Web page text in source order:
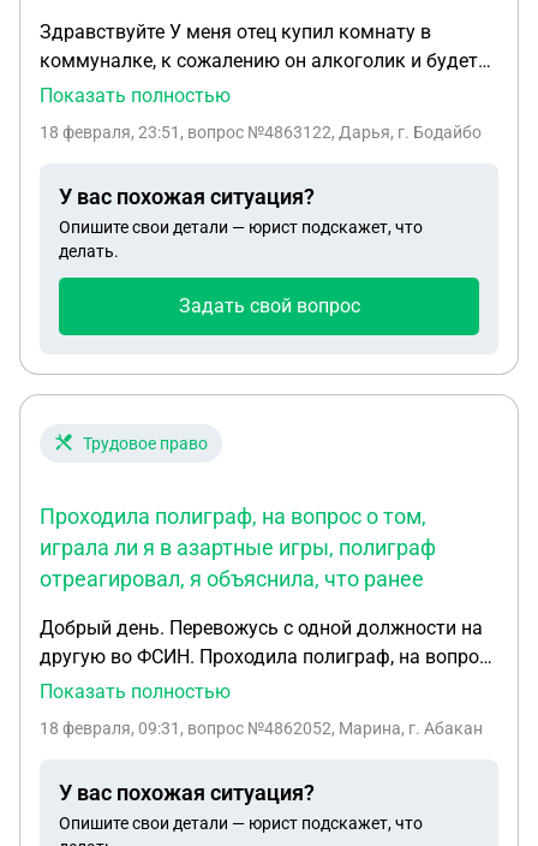
Здравствуйте У меня отец купил комнату в
коммуналке, к сожалению он алкоголик и будет
мешать другим жить. Но у него прописка у отца
и выселить к отцу где прописан?
Показать полностью
18 февраля, 23:51 , вопрос №4863122, Дарья, г. Бодайбо
У вас похожая ситуация?
Опишите свои детали — юрист подскажет, что
делать.
Задать свой вопрос
Трудовое право
Проходила полиграф, на вопрос о том,
играла ли я в азартные игры, полиграф
отреагировал, я объяснила, что ранее
Добрый день. Перевожусь с одной должности на
другую во ФСИН. Проходила полиграф, на вопрос
о том , играла ли я в азартные игры, полиграф
потом меня спросили, есть ли долги из за игр, я
пожалуйста, могут ли мне отказать в переводе из
за этого, и не уволят ли меня с настоящей
Показать полностью
18 февраля, 09:31 , вопрос №4862052, Марина, г. Абакан
У вас похожая ситуация?
Опишите свои детали — юрист подскажет, что